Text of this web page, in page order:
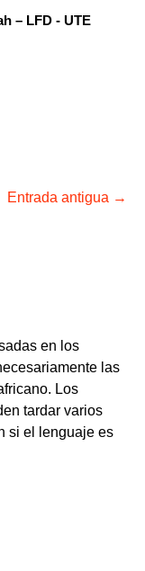
– LFD - UTE
Entrada antigua →
en los
las
Los
tardar varios
si el lenguaje es